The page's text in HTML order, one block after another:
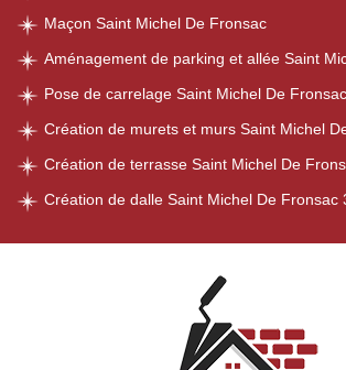
Maçon Saint Michel De Fronsac
Aménagement de parking et allée Saint
Pose de carrelage Saint Michel De
Création de murets et murs Saint Michel
Création de terrasse Saint Michel De
Création de dalle Saint Michel De Fronsac